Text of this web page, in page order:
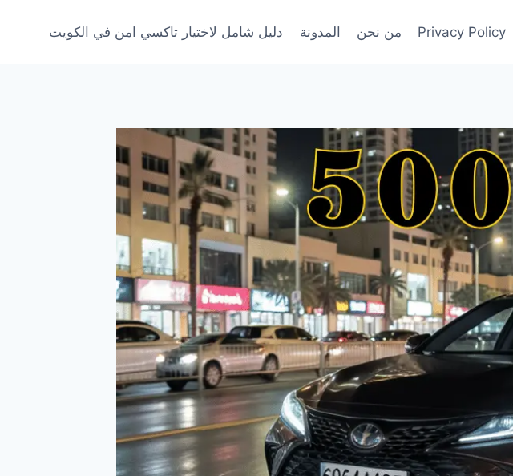
Privacy Policy من نحن المدونة دليل شامل لاختيار تاكسي امن في الكويت